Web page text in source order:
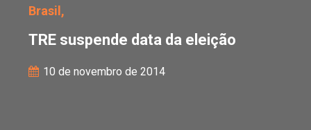
Brasil,
TRE suspende data da eleição
10 de novembro de 2014